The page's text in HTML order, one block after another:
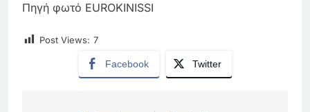
Πηγή φωτό EUROKINISSI
Post Views: 7
Facebook Twitter